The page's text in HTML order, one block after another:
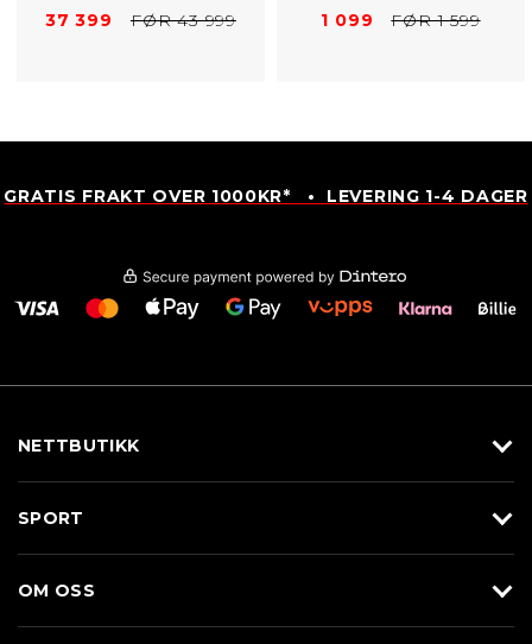
37 399 FØR 43 999 1 099 FØR 1 599
GRATIS FRAKT OVER 1000KR* • LEVERING 1-4 DAGER
NETTBUTIKK
Sko
Merkevarer
SPORT
OM OSS